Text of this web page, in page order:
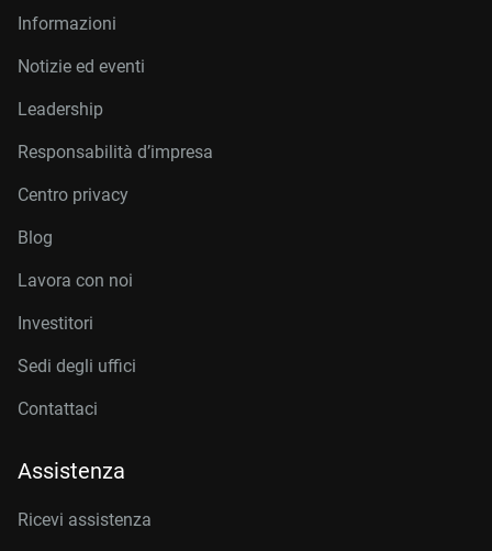
Informazioni
Notizie ed eventi
Leadership
Responsabilità d’impresa
Centro privacy
Blog
Lavora con noi
Investitori
Sedi degli uffici
Contattaci
Assistenza
Ricevi assistenza